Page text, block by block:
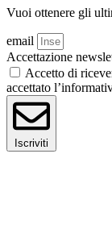
Vuoi ottenere gli
email
Accettazione
Accetto di
accettato
Iscriviti